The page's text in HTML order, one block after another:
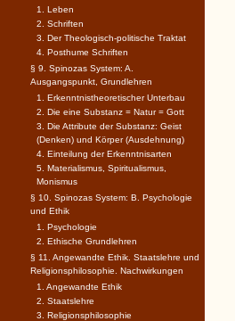
1. Leben
2. Schriften
3. Der Theologisch-politische Traktat
4. Posthume Schriften
§ 9. Spinozas System: A.
Ausgangspunkt, Grundlehren
1. Erkenntnistheoretischer Unterbau
2. Die eine Substanz = Natur = Gott
3. Die Attribute der Substanz: Geist
(Denken) und Körper (Ausdehnung)
4. Einteilung der Erkenntnisarten
5. Materialismus, Spiritualismus,
Monismus
§ 10. Spinozas System: B. Psychologie
und Ethik
1. Psychologie
2. Ethische Grundlehren
§ 11. Angewandte Ethik. Staatslehre und
Religionsphilosophie. Nachwirkungen
1. Angewandte Ethik
2. Staatslehre
3. Religionsphilosophie